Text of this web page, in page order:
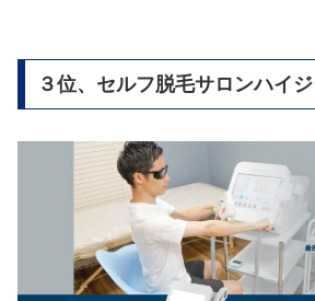
３位、セルフ脱毛サロンハイ